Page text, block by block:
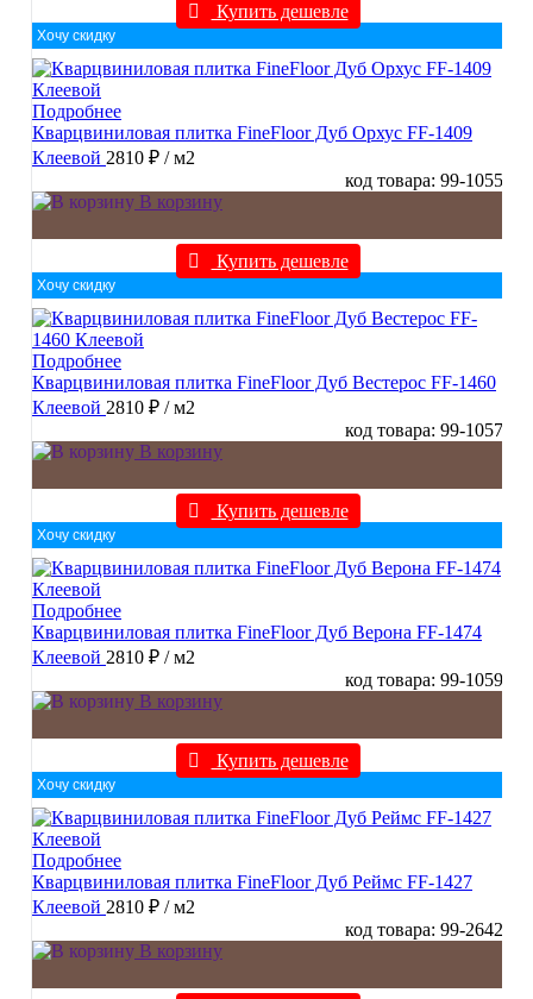
Купить дешевле
Хочу скидку
Подробнее
Кварцвиниловая плитка FineFloor Дуб Орхус FF-1409
Клеевой 2810 ₽ / м2
код товара: 99-1055
В корзину
Купить дешевле
Хочу скидку
Подробнее
Кварцвиниловая плитка FineFloor Дуб Вестерос FF-1460
Клеевой 2810 ₽ / м2
код товара: 99-1057
В корзину
Купить дешевле
Хочу скидку
Подробнее
Кварцвиниловая плитка FineFloor Дуб Верона FF-1474
Клеевой 2810 ₽ / м2
код товара: 99-1059
В корзину
Купить дешевле
Хочу скидку
Подробнее
Кварцвиниловая плитка FineFloor Дуб Реймс FF-1427
Клеевой 2810 ₽ / м2
код товара: 99-2642
В корзину